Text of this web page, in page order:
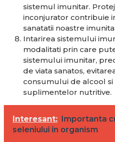
sistemul imunitar.
inconjurator contribuie
sanatatii noastre
Intarirea sistemului
modalitati prin care
sistemului imunitar,
de viata sanatos,
consumului de alcool si
suplimentelor nutritive.
Interesant: Importanta
seleniului in organism